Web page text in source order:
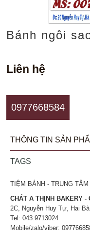
Bánh ngôi
Liên hệ
0977668584
THÔNG TIN SẢN
TAGS
TIỆM BÁNH - TRUNG
CHÁT A THỊNH BAKERY -
2C, Nguyễn Huy Tự, Hai
Tel: 043.9713024
Mobile/zalo/viber: